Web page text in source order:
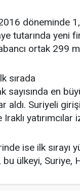
döneminde
tutarında yeni
ortak 299
sırada
sayısında en
aldı. Suriyeli
yatırımcılar
ise ilk
bu ülkeyi,